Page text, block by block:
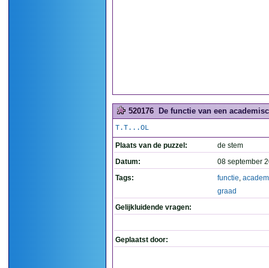
520176 De functie van een
T.T...OL
Plaats van de puzzel:
de stem
Datum:
08 september
Tags:
functie,
graad
Gelijkluidende vragen:
Geplaatst door: